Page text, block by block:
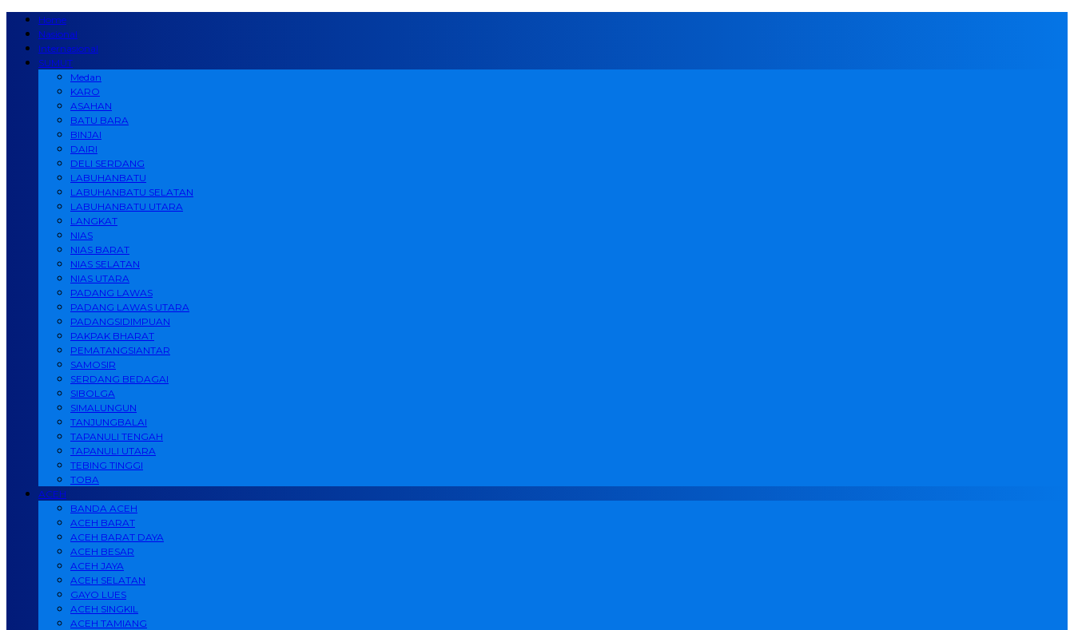
Home
Nasional
Internasional
SUMUT
Medan
KARO
ASAHAN
BATU BARA
BINJAI
DAIRI
DELI SERDANG
LABUHANBATU
LABUHANBATU SELATAN
LABUHANBATU UTARA
LANGKAT
NIAS
NIAS BARAT
NIAS SELATAN
NIAS UTARA
PADANG LAWAS
PADANG LAWAS UTARA
PADANGSIDIMPUAN
PAKPAK BHARAT
PEMATANGSIANTAR
SAMOSIR
SERDANG BEDAGAI
SIBOLGA
SIMALUNGUN
TANJUNGBALAI
TAPANULI TENGAH
TAPANULI UTARA
TEBING TINGGI
TOBA
ACEH
BANDA ACEH
ACEH BARAT
ACEH BARAT DAYA
ACEH BESAR
ACEH JAYA
ACEH SELATAN
GAYO LUES
ACEH SINGKIL
ACEH TAMIANG